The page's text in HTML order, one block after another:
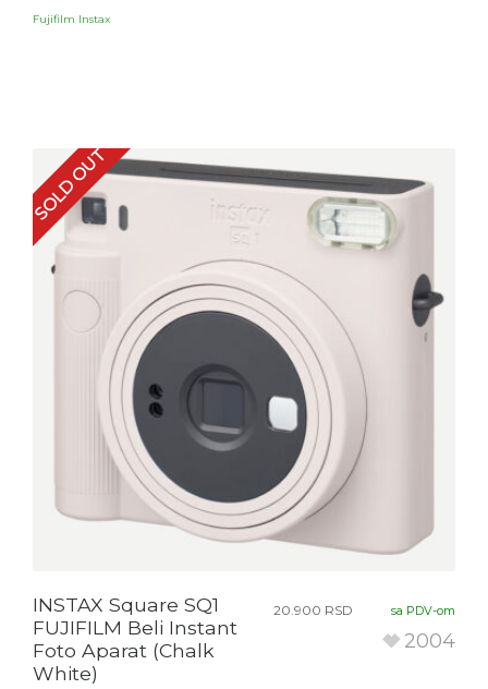
Fujifilm Instax
SOLD OUT
INSTAX Square SQ1
FUJIFILM Beli Instant
Foto Aparat (Chalk
White)
20.900 RSD sa PDV-om
2004